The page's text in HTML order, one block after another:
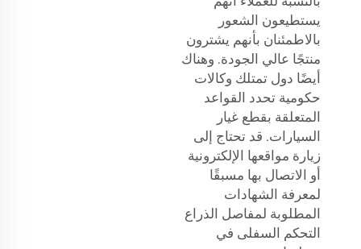
يستطيعون الشعور
بالاطمئنان بأنهم يشترون
منتجًا عالي الجودة. وهناك
أيضًا دول تمتلك وكالات
حكومية تحدد القواعد
المتعلقة بقطع غيار
السيارات. قد تحتاج إلى
زيارة مواقعها الإلكترونية
أو الاتصال بها مسبقًا
لمعرفة الشهادات
المطلوبة لمفاصل الذراع
التحكم السفلى في